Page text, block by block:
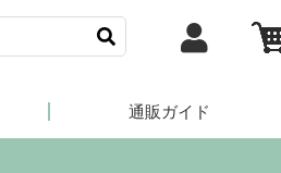
通販ガイド